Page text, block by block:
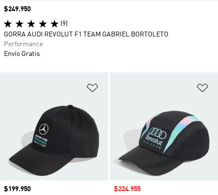
Precio
$199.950
Precio de venta
$224.955
Precio
$249.950
(9)
GORRA AUDI REVOLUT F1 TEAM GABRIEL BORTOLETO
Performance
Envío Gratis